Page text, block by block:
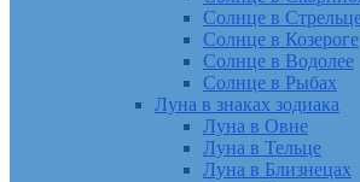
Солнце в
Солнце в Козероге
Солнце в Водолее
Солнце в Рыбах
Луна в знаках зодиака
Луна в Овне
Луна в Тельце
Луна в Близнецах